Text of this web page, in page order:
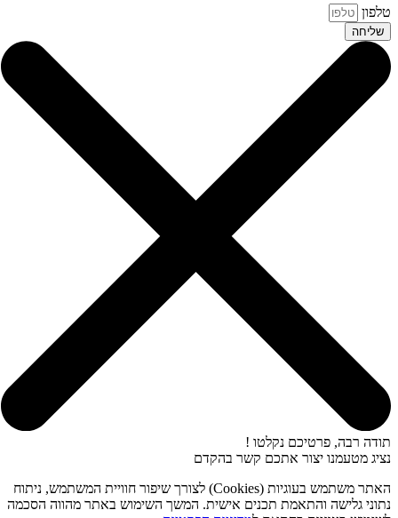
טלפון
שליחה
תודה רבה, פרטיכם נקלטו !
נציג מטעמנו יצור אתכם קשר בהקדם
האתר משתמש בעוגיות (Cookies) לצורך שיפור חוויית המשתמש, ניתוח
נתוני גלישה והתאמת תכנים אישית. המשך השימוש באתר מהווה הסכמה